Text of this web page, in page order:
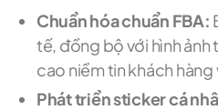
Chuẩn hóa chuẩn FBA:
tế, đồng bộ với hình
cao niềm tin khách hàng
Phát triển sticker cá